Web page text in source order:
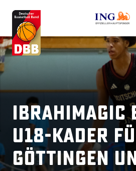
OFFIZIELLER HAUPTSPONSOR
U18-Kader
Göttingen